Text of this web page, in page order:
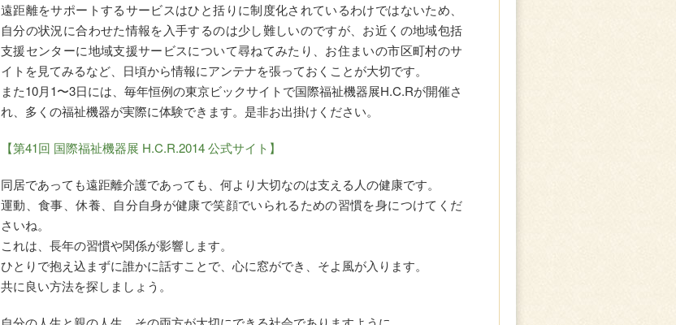
遠距離をサポートするサービスはひと括りに制度化されているわけではないため、
自分の状況に合わせた情報を入手するのは少し難しいのですが、お近くの地域包括
支援センターに地域支援サービスについて尋ねてみたり、お住まいの市区町村のサ
イトを見てみるなど、日頃から情報にアンテナを張っておくことが大切です。
また10月1〜3日には、毎年恒例の東京ビックサイトで国際福祉機器展H.C.Rが開催さ
れ、多くの福祉機器が実際に体験できます。是非お出掛けください。
【第41回 国際福祉機器展 H.C.R.2014 公式サイト】
同居であっても遠距離介護であっても、何より大切なのは支える人の健康です。
運動、食事、休養、自分自身が健康で笑顔でいられるための習慣を身につけてくだ
さいね。
これは、長年の習慣や関係が影響します。
ひとりで抱え込まずに誰かに話すことで、心に窓ができ、そよ風が入ります。
共に良い方法を探しましょう。